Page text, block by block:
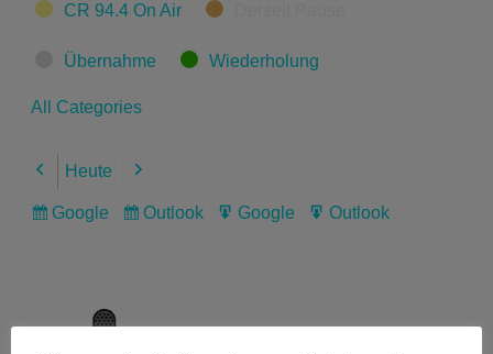
CR 94.4 On Air
Übernahme Wiederholung
All Categories
Previous
Heute Next
Subscribe
Google
Subscribe
Outlook
Export
Google
Export
Outlook